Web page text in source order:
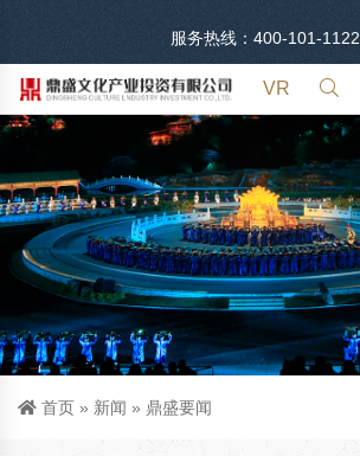
服务热线：400-101-1122
VR
首页 » 新闻 » 鼎盛要闻